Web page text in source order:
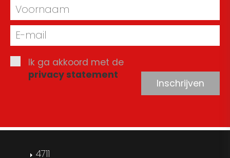
Ik ga akkoord met de
privacy statement
4711